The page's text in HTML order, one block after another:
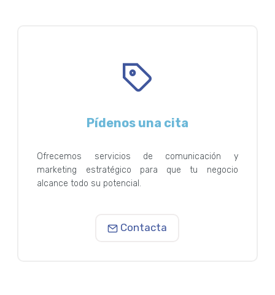
Pídenos una cita
Ofrecemos servicios de comunicación y
marketing estratégico para que tu negocio
alcance todo su potencial.
Contacta